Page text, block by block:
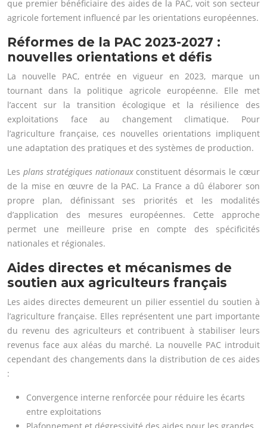
que premier bénéficiaire des aides de la PAC, voit son secteur
agricole fortement influencé par les orientations européennes.
Réformes de la PAC 2023-2027 :
nouvelles orientations et défis
La nouvelle PAC, entrée en vigueur en 2023, marque un
tournant dans la politique agricole européenne. Elle met
l’accent sur la transition écologique et la résilience des
exploitations face au changement climatique. Pour
l’agriculture française, ces nouvelles orientations impliquent
une adaptation des pratiques et des systèmes de production.
Les plans stratégiques nationaux constituent désormais le cœur
de la mise en œuvre de la PAC. La France a dû élaborer son
propre plan, définissant ses priorités et les modalités
d’application des mesures européennes. Cette approche
permet une meilleure prise en compte des spécificités
nationales et régionales.
Aides directes et mécanismes de
soutien aux agriculteurs français
Les aides directes demeurent un pilier essentiel du soutien à
l’agriculture française. Elles représentent une part importante
du revenu des agriculteurs et contribuent à stabiliser leurs
revenus face aux aléas du marché. La nouvelle PAC introduit
cependant des changements dans la distribution de ces aides
:
Convergence interne renforcée pour réduire les écarts
entre exploitations